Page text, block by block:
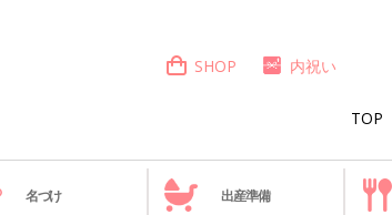
TOP
SHOP 内祝い
名づけ 出産準備